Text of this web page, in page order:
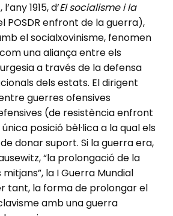
1915, d’El socialisme i la
POSDR enfront de la guerra),
el socialxovinisme, fenomen
una aliança entre els
a través de la defensa
dels estats. El dirigent
guerres ofensives
(de resistència enfront
posició bèl·lica a la qual els
donar suport. Si la guerra era,
“la prolongació de la
la I Guerra Mundial
tant, la forma de prolongar el
amb una guerra